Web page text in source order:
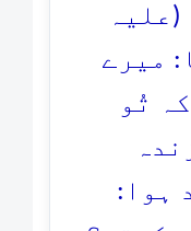
میرے
تُو
ہوا: